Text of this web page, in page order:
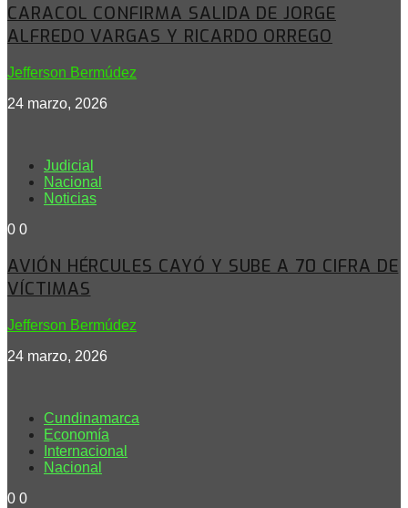
CARACOL CONFIRMA SALIDA DE JORGE
ALFREDO VARGAS Y RICARDO ORREGO
Jefferson Bermúdez
24 marzo, 2026
Judicial
Nacional
Noticias
0 0
AVIÓN HÉRCULES CAYÓ Y SUBE A 70 CIFRA DE
VÍCTIMAS
Jefferson Bermúdez
24 marzo, 2026
Cundinamarca
Economía
Internacional
Nacional
0 0